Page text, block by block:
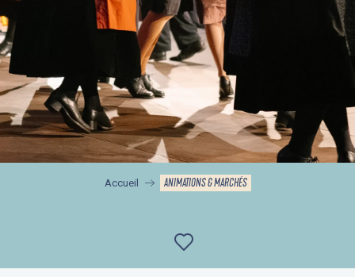
Accueil ANIMATIONS & MARCHÉS
Ajouter aux